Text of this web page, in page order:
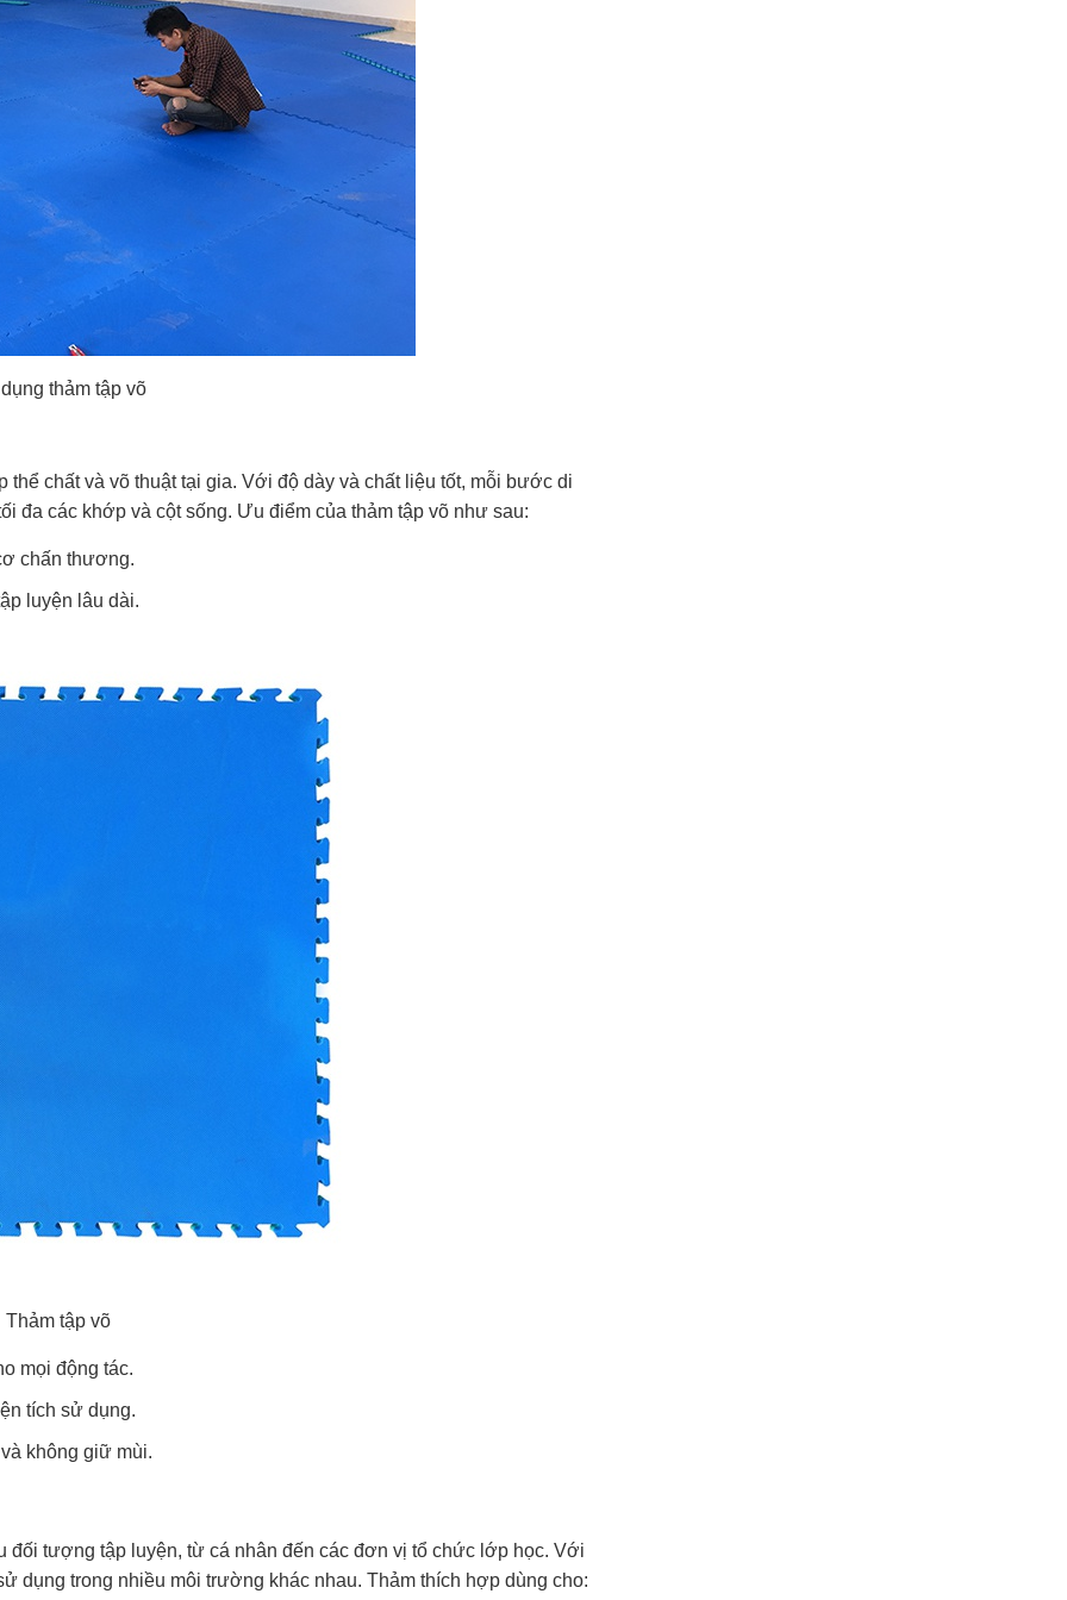
thảm tập võ
chất và võ thuật tại gia. Với độ dày và chất liệu tốt, mỗi bước di
đa các khớp và cột sống. Ưu điểm của thảm tập võ như sau:
chấn thương.
luyện lâu dài.
Thảm tập võ
mọi động tác.
tích sử dụng.
không giữ mùi.
đối tượng tập luyện, từ cá nhân đến các đơn vị tổ chức lớp học. Với
dụng trong nhiều môi trường khác nhau. Thảm thích hợp dùng cho: